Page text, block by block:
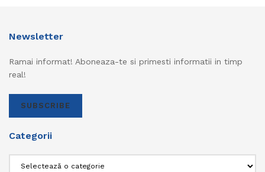
Newsletter
Ramai informat! Aboneaza-te si primesti informatii in timp
real!
SUBSCRIBE
Categorii